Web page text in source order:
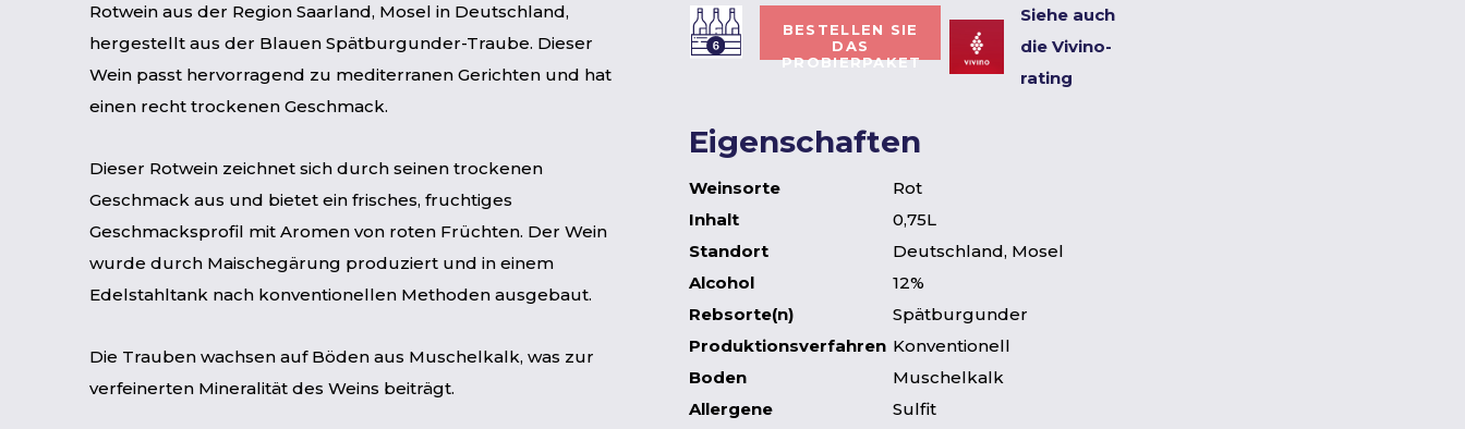
Rotwein aus der Region Saarland, Mosel in Deutschland,
hergestellt aus der Blauen Spätburgunder-Traube. Dieser
Wein passt hervorragend zu mediterranen Gerichten und hat
einen recht trockenen Geschmack.
Dieser Rotwein zeichnet sich durch seinen trockenen
Geschmack aus und bietet ein frisches, fruchtiges
Geschmacksprofil mit Aromen von roten Früchten. Der Wein
wurde durch Maischegärung produziert und in einem
Edelstahltank nach konventionellen Methoden ausgebaut.
Die Trauben wachsen auf Böden aus Muschelkalk, was zur
verfeinerten Mineralität des Weins beiträgt.
BESTELLEN SIE
DAS
PROBIERPAKET
Siehe auch
die Vivino-
rating
Eigenschaften
Weinsorte
Rot
Inhalt
0,75L
Standort
Deutschland, Mosel
Alcohol
12%
Rebsorte(n)
Spätburgunder
Produktionsverfahren Konventionell
Boden
Muschelkalk
Allergene
Sulfit